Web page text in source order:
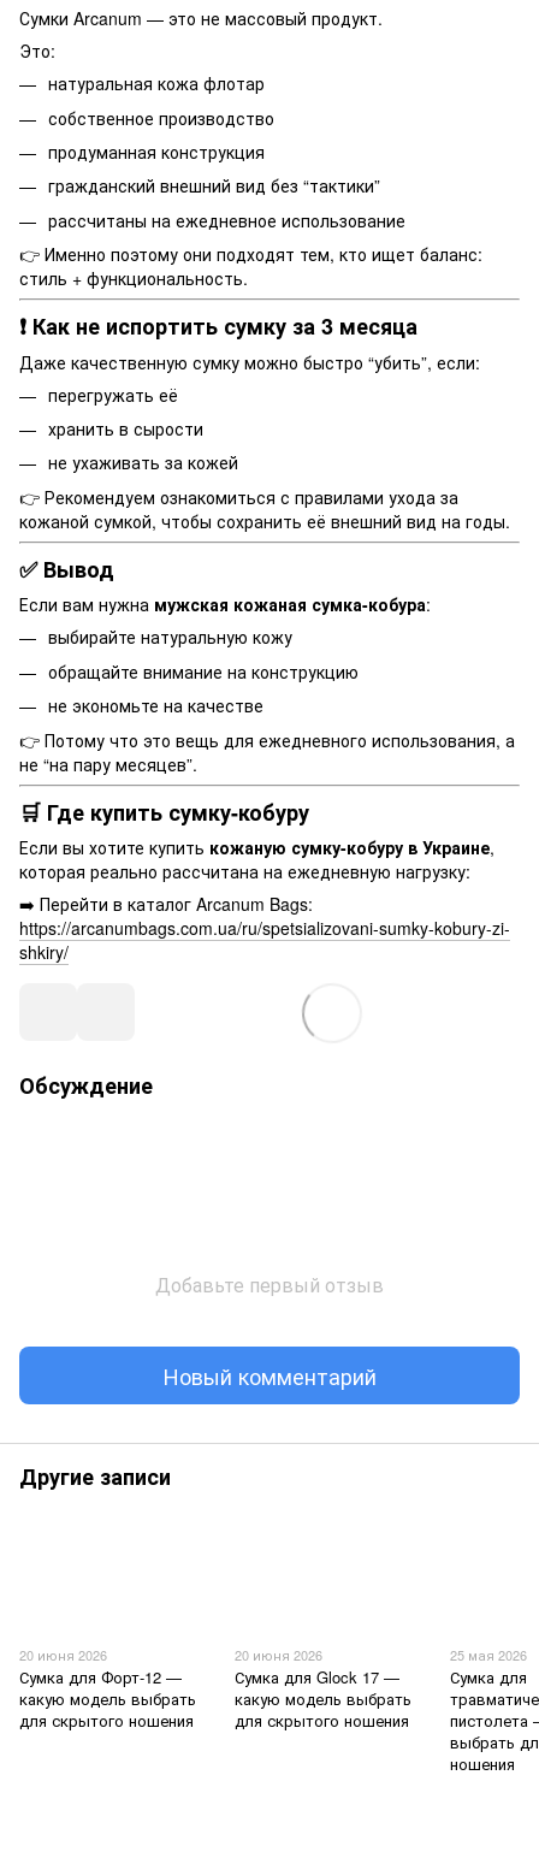
Сумки Arcanum — это не массовый продукт.
Это:
натуральная кожа флотар
собственное производство
продуманная конструкция
гражданский внешний вид без “тактики”
рассчитаны на ежедневное использование
👉 Именно поэтому они подходят тем, кто ищет баланс:
стиль + функциональность.
❗ Как не испортить сумку за 3 месяца
Даже качественную сумку можно быстро “убить”, если:
перегружать её
хранить в сырости
не ухаживать за кожей
👉 Рекомендуем ознакомиться с правилами ухода за
кожаной сумкой, чтобы сохранить её внешний вид на годы.
✅ Вывод
Если вам нужна мужская кожаная сумка-кобура:
выбирайте натуральную кожу
обращайте внимание на конструкцию
не экономьте на качестве
👉 Потому что это вещь для ежедневного использования, а
не “на пару месяцев”.
🛒 Где купить сумку-кобуру
Если вы хотите купить кожаную сумку-кобуру в Украине,
которая реально рассчитана на ежедневную нагрузку:
➡️ Перейти в каталог Arcanum Bags:
https://arcanumbags.com.ua/ru/spetsializovani-sumky-kobury-zi-
shkiry/
Обсуждение
Добавьте первый отзыв
Новый комментарий
Другие записи
20 июня 2026
Сумка для Форт-12 —
какую модель выбрать
для скрытого ношения
20 июня 2026
Сумка для Glock 17 —
какую модель выбрать
для скрытого ношения
25 мая 2026
Сумка для
пистолета
выбрать
ношения